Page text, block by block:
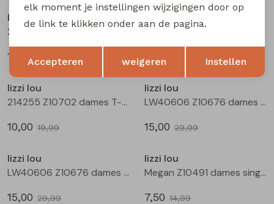
lizzi lou
214255 Z10702 dames T-shirt km Geel
10,00
19,99
lizzi lou
Sale
lizzi lou
214255 Z10702 dames T-shirt km Groen mos
10,00 19,99
Sale
lizzi lou
LW40606 Z10676 dames rok kort Mos
15,00 29,99
lizzi lou
LW40606 Z10676 dames rok kort Zwart
15,00 29,99
lizzi lou
Megan Z10491 dames singlet Ecru
7,50 14,99
Terug Opslaan
elk moment je instellingen wijzigingen door op
de link te klikken onder aan de pagina.
Accepteren weigeren Instellen